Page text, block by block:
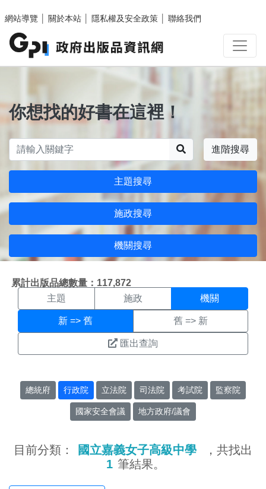
網站導覽
關於本站 隱私權及安全政策 聯絡我們
你想找的好書在這裡！
進階搜尋
主題搜尋
施政搜尋
機關搜尋
累計出版品總數量：117,872
機關搜尋結果頁面
主題 施政 機關
新 => 舊 舊 => 新
匯出查詢
總統府 行政院 立法院 司法院 考試院 監察院
國家安全會議 地方政府/議會
目前分類： 國立嘉義女子高級中學
，共找出
1 筆結果。